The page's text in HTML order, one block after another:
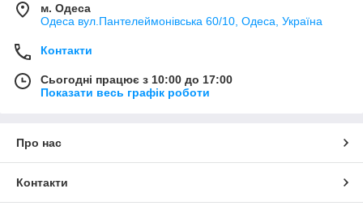
м. Одеса
Одеса вул.Пантелеймонівська 60/10, Одеса, Україна
Контакти
Сьогодні працює з 10:00 до 17:00
Показати весь графік роботи
Про нас
Контакти